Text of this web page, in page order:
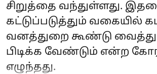
சிறுத்தை வந்துள்ளது.
கட்டுப்படுத்தும் வகையில்
வனத்துறை கூண்டு வைத்து
பிடிக்க வேண்டும் என்ற
எழுந்தது.